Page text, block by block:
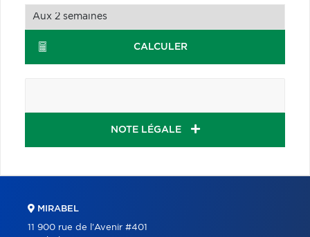
CALCULER
NOTE LÉGALE
MIRABEL
11 900 rue de l'Avenir #401